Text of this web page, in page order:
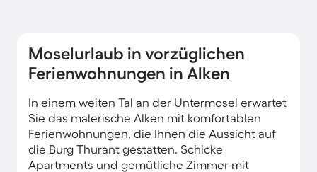
Moselurlaub in vorzüglichen
Ferienwohnungen in Alken
In einem weiten Tal an der Untermosel erwartet
Sie das malerische Alken mit komfortablen
Ferienwohnungen, die Ihnen die Aussicht auf
die Burg Thurant gestatten. Schicke
Apartments und gemütliche Zimmer mit